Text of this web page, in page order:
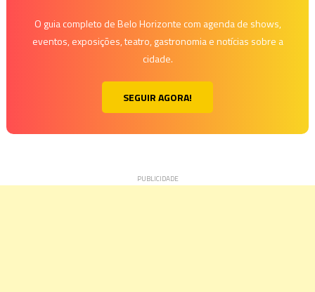
O guia completo de Belo Horizonte com agenda de shows,
eventos, exposições, teatro, gastronomia e notícias sobre a
cidade.
SEGUIR AGORA!